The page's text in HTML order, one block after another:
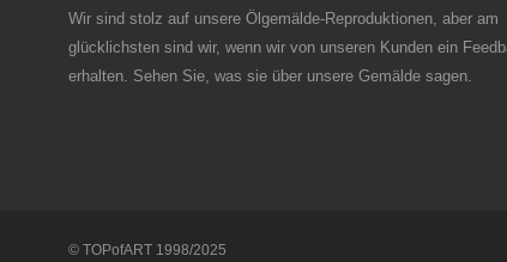
Wir sind stolz auf unsere Ölgemälde-Reproduktionen, aber am
glücklichsten sind wir, wenn wir von unseren Kunden ein
erhalten. Sehen Sie, was sie über unsere Gemälde sagen.
© TOPofART 1998/2025